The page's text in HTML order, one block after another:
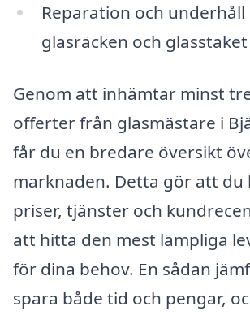
Reparation och underhåll
glasräcken och glasstaket
Genom att inhämtar minst
offerter från glasmästare i
får du en bredare översikt
marknaden. Detta gör att du
priser, tjänster och
att hitta den mest lämpliga
för dina behov. En sådan
spara både tid och pengar,